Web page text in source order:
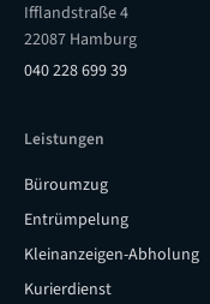
Ifflandstraße 4
22087 Hamburg
040 228 699 39
Leistungen
Büroumzug
Entrümpelung
Kleinanzeigen-Abholung
Kurierdienst